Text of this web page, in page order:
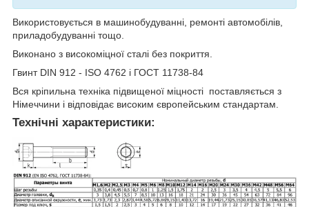
Використовується в машинобудуванні, ремонті автомобілів,
приладобудуванні тощо.
Виконано з високоміцної сталі без покриття.
Гвинт DIN 912 - ISO 4762 і ГОСТ 11738-84
Вся кріпильна техніка підвищеної міцності поставляється з
Німеччини і відповідає високим європейським стандартам.
Технічні характеристики: